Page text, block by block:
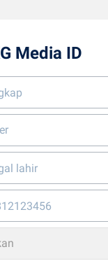
Media ID